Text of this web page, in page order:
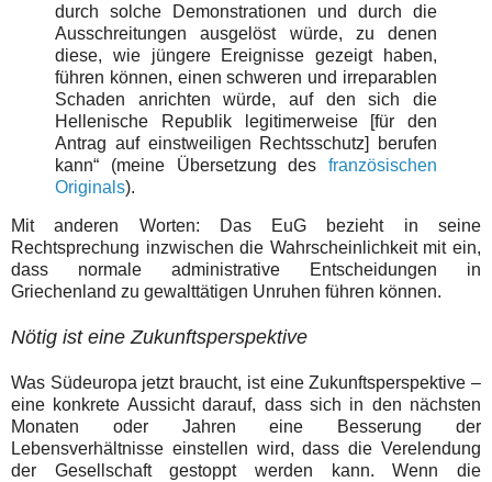
durch solche Demonstrationen und durch die
Ausschreitungen ausgelöst würde, zu denen
diese, wie jüngere Ereignisse gezeigt haben,
führen können, einen schweren und irreparablen
Schaden anrichten würde, auf den sich die
Hellenische Republik legitimerweise [für den
Antrag auf einstweiligen Rechtsschutz] berufen
kann“ (meine Übersetzung des französischen
Originals).
Mit anderen Worten: Das EuG bezieht in seine
Rechtsprechung inzwischen die Wahrscheinlichkeit mit ein,
dass normale administrative Entscheidungen in
Griechenland zu gewalttätigen Unruhen führen können.
Nötig ist eine Zukunftsperspektive
Was Südeuropa jetzt braucht, ist eine Zukunftsperspektive –
eine konkrete Aussicht darauf, dass sich in den nächsten
Monaten oder Jahren eine Besserung der
Lebensverhältnisse einstellen wird, dass die Verelendung
der Gesellschaft gestoppt werden kann. Wenn die